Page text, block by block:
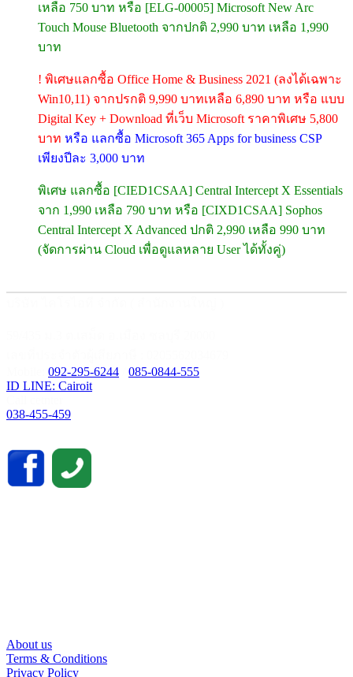
เหลือ 750 บาท หรือ [ELG-00005] Microsoft New Arc
Touch Mouse Bluetooth จากปกติ 2,990 บาท เหลือ 1,990
บาท
! พิเศษแลกซื้อ Office Home & Business 2021 (ลงได้เฉพาะ
Win10,11) จากปรกติ 9,990 บาทเหลือ 6,890 บาท หรือ แบบ
Digital Key + Download ที่เว็บ Microsoft ราคาพิเศษ 5,800
บาท หรือ แลกซื้อ Microsoft 365 Apps for business CSP
เพียงปีละ 3,000 บาท
พิเศษ แลกซื้อ [CIED1CSAA] Central Intercept X Essentials
จาก 1,990 เหลือ 790 บาท หรือ [CIXD1CSAA] Sophos
Central Intercept X Advanced ปกติ 2,990 เหลือ 990 บาท
(จัดการผ่าน Cloud เพื่อดูแลหลาย User ได้ทั้งคู่)
092-295-6244
085-0844-555
ID LINE: Cairoit
038-455-459
About us
Terms & Conditions
Privacy Policy